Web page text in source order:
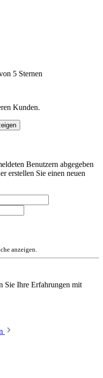
5 Sternen
Kunden.
Benutzern abgegeben
erstellen Sie einen neuen
anzeigen.
Sie Ihre Erfahrungen mit